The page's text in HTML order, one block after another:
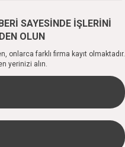
SAYESİNDE İŞLERİNİ
OLUN
onlarca farklı firma kayıt olmaktadır.
yerinizi alın.